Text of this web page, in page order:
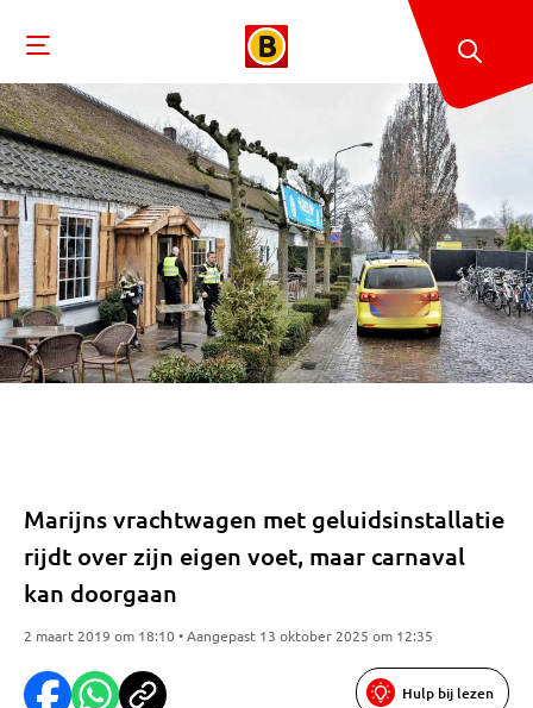
Marijns vrachtwagen met geluidsinstallatie
rijdt over zijn eigen voet, maar carnaval
kan doorgaan
2 maart 2019 om 18:10 • Aangepast 13 oktober 2025 om 12:35
Hulp bij lezen